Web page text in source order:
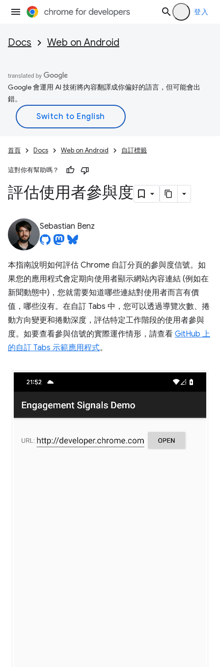
登入
Docs Web on Android
Google 會運用 AI 技術將內容翻譯成你偏好的語言，但可能會出
錯。
首頁 Docs Web on Android 自訂標籤
這對你有幫助嗎？
評估使用者參與度
Sebastian Benz
本指南說明如何評估 Chrome 自訂分頁的參與度信號。如
果您的應用程式會定期向使用者顯示網站內容連結 (例如在
新聞動態中)，您就需要知道哪些連結對使用者而言有價
值，哪些沒有。在自訂 Tabs 中，您可以透過導覽次數、捲
動方向變更和捲動深度，評估特定工作階段的使用者參與
度。如要查看參與信號的實際運作情形，請查看 GitHub 上
的自訂 Tabs 示範應用程式。